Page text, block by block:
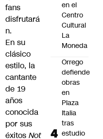
fans
disfrutará
n.
En su
clásico
estilo, la
cantante
de 19
años
conocida
por sus
éxitos Not
en el
Centro
Cultural
La
Moneda
Orrego
defiende
obras
en
Plaza
Italia
tras
estudio